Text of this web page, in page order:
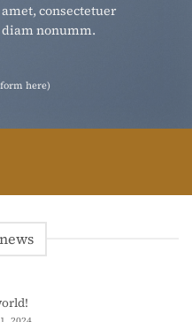
consectetuer
nonumm.
here)